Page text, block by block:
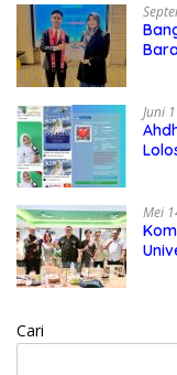
Juni
Mei
Cari